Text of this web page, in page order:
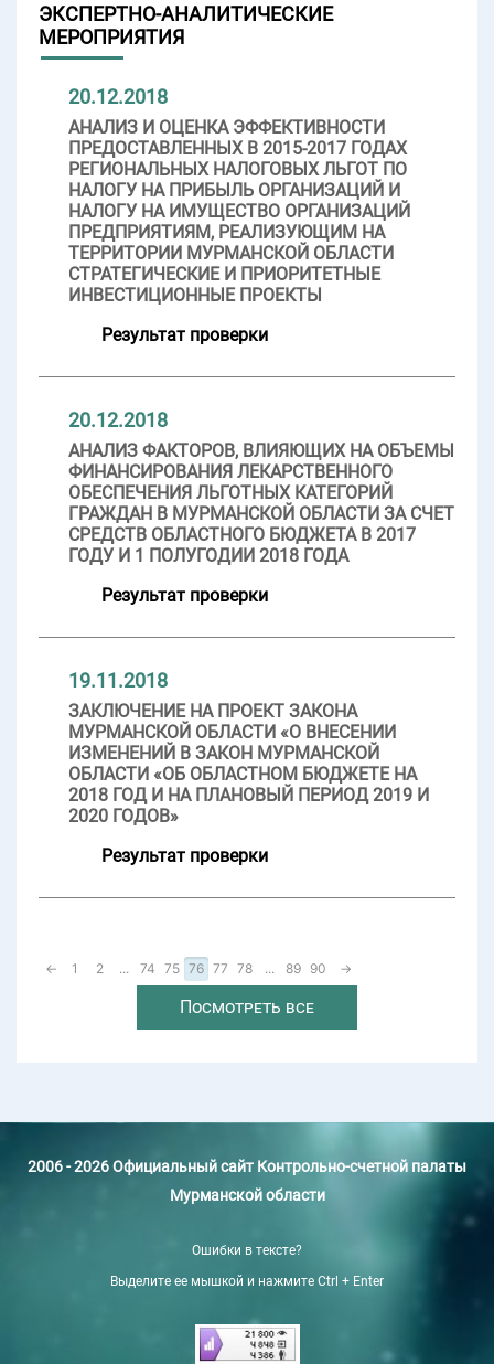
ЭКСПЕРТНО-АНАЛИТИЧЕСКИЕ
МЕРОПРИЯТИЯ
20.12.2018
АНАЛИЗ И ОЦЕНКА ЭФФЕКТИВНОСТИ
ПРЕДОСТАВЛЕННЫХ В 2015-2017 ГОДАХ
РЕГИОНАЛЬНЫХ НАЛОГОВЫХ ЛЬГОТ ПО
НАЛОГУ НА ПРИБЫЛЬ ОРГАНИЗАЦИЙ И
НАЛОГУ НА ИМУЩЕСТВО ОРГАНИЗАЦИЙ
ПРЕДПРИЯТИЯМ, РЕАЛИЗУЮЩИМ НА
ТЕРРИТОРИИ МУРМАНСКОЙ ОБЛАСТИ
СТРАТЕГИЧЕСКИЕ И ПРИОРИТЕТНЫЕ
ИНВЕСТИЦИОННЫЕ ПРОЕКТЫ
Результат проверки
20.12.2018
АНАЛИЗ ФАКТОРОВ, ВЛИЯЮЩИХ НА ОБЪЕМЫ
ФИНАНСИРОВАНИЯ ЛЕКАРСТВЕННОГО
ОБЕСПЕЧЕНИЯ ЛЬГОТНЫХ КАТЕГОРИЙ
ГРАЖДАН В МУРМАНСКОЙ ОБЛАСТИ ЗА СЧЕТ
СРЕДСТВ ОБЛАСТНОГО БЮДЖЕТА В 2017
ГОДУ И 1 ПОЛУГОДИИ 2018 ГОДА
Результат проверки
19.11.2018
ЗАКЛЮЧЕНИЕ НА ПРОЕКТ ЗАКОНА
МУРМАНСКОЙ ОБЛАСТИ «О ВНЕСЕНИИ
ИЗМЕНЕНИЙ В ЗАКОН МУРМАНСКОЙ
ОБЛАСТИ «ОБ ОБЛАСТНОМ БЮДЖЕТЕ НА
2018 ГОД И НА ПЛАНОВЫЙ ПЕРИОД 2019 И
2020 ГОДОВ»
Результат проверки
← 1 2 ... 74 75 76 77 78 ... 89 90 →
Посмотреть все
2006 - 2026 Официальный сайт Контрольно-счетной палаты
Мурманской области
Ошибки в тексте?
Выделите ее мышкой и нажмите Ctrl + Enter